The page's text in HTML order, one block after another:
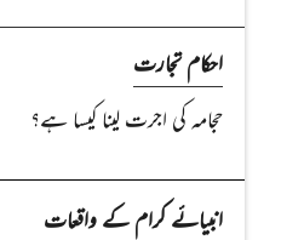
احکام تجارت
حجامہ کی اجرت لینا کیسا ہے؟
انبیائے کرام کے واقعات